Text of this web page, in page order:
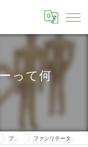
って何
ブログ ファシリテーターって何者？